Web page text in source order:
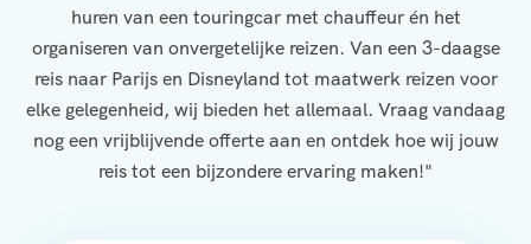
huren van een touringcar met chauffeur én het
organiseren van onvergetelijke reizen. Van een 3-daagse
reis naar Parijs en Disneyland tot maatwerk reizen voor
elke gelegenheid, wij bieden het allemaal. Vraag vandaag
nog een vrijblijvende offerte aan en ontdek hoe wij jouw
reis tot een bijzondere ervaring maken!"